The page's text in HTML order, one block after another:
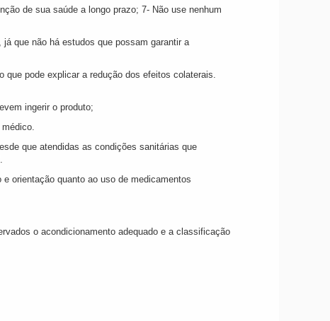
de sua saúde a longo prazo; 7- Não use nenhum
que não há estudos que possam garantir a
pode explicar a redução dos efeitos colaterais.
ingerir o produto;
que atendidas as condições sanitárias que
orientação quanto ao uso de medicamentos
o acondicionamento adequado e a classificação